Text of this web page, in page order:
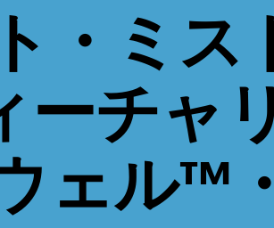
・ミス
ーチャ
ェル™